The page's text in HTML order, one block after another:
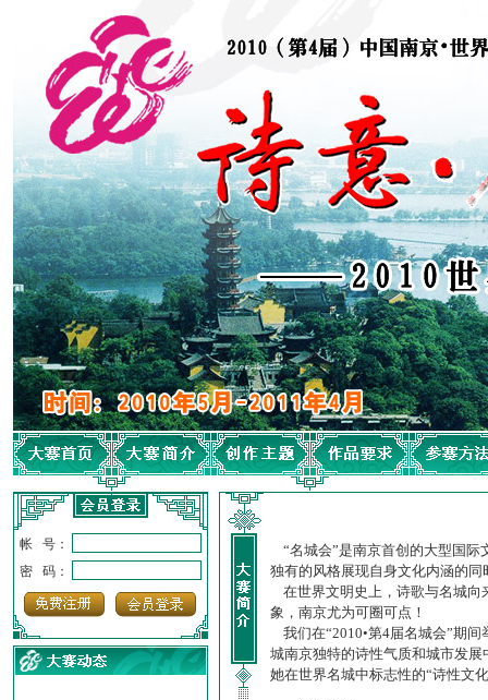
帐 号：
密 码：
“名城会”是南京首创的大型国际
独有的风格展现自身文化内涵的
在世界文明史上，诗歌与名城向
象，南京尤为可圈可点！
我们在“2010•第4届名城会”期
城南京独特的诗性气质和城市发
她在世界名城中标志性的“诗性文